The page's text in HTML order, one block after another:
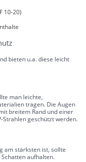
10-20)
bieten u.a. diese leicht
man leichte,
tragen. Die Augen
breitem Rand und einer
Strahlen geschützt werden.
am stärksten ist, sollte
aufhalten.